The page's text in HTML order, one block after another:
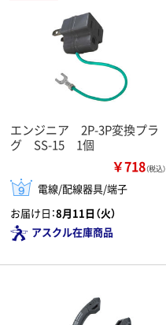
エンジニア 2P-3P変換プラ
グ SS-15 1個
￥718（税込）
電線/配線器具/端子
お届け日：8月11日（火）
アスクル在庫商品